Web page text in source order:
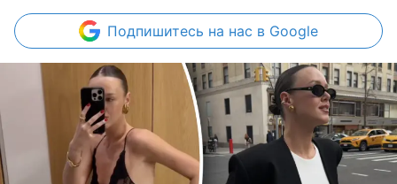
Подпишитесь на нас в Google